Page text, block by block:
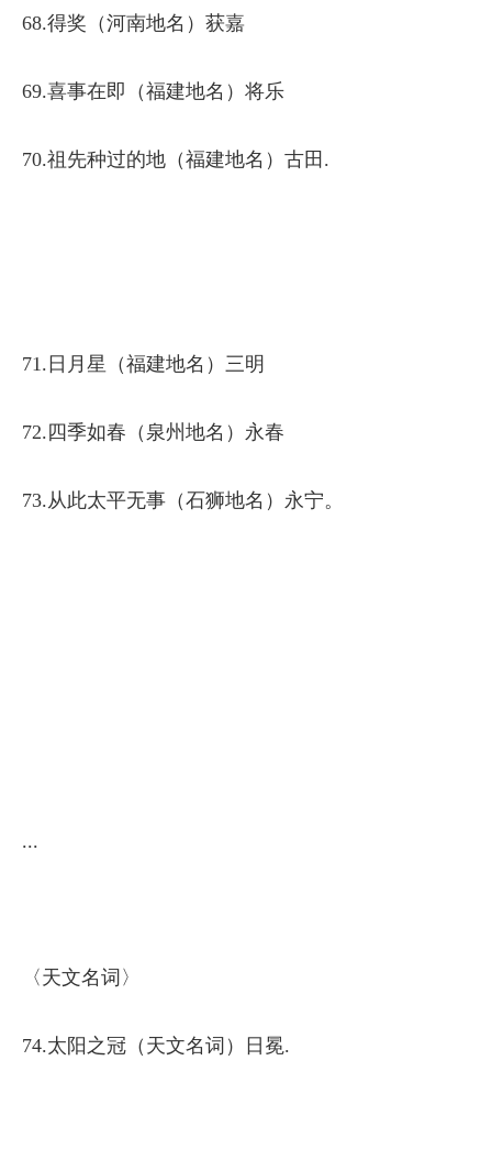
68.得奖（河南地名）获嘉
69.喜事在即（福建地名）将乐
70.祖先种过的地（福建地名）古田.
71.日月星（福建地名）三明
72.四季如春（泉州地名）永春
73.从此太平无事（石狮地名）永宁。
...
〈天文名词〉
74.太阳之冠（天文名词）日冕.